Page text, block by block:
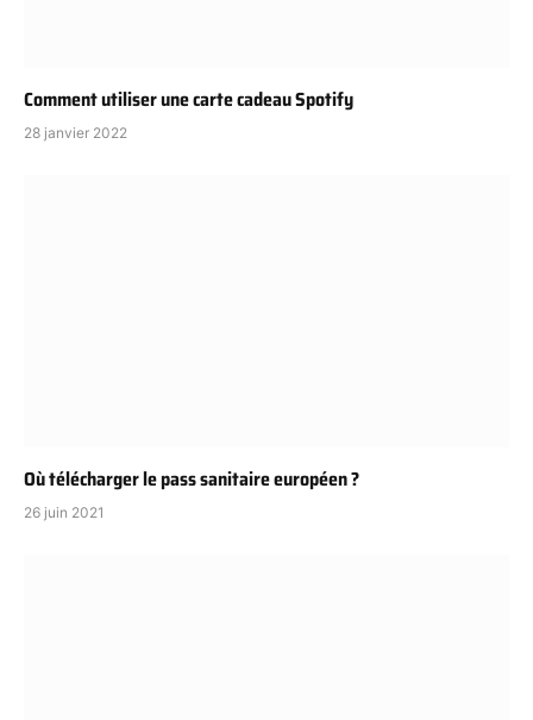
Comment utiliser une carte cadeau Spotify
28 janvier 2022
Où télécharger le pass sanitaire européen ?
26 juin 2021